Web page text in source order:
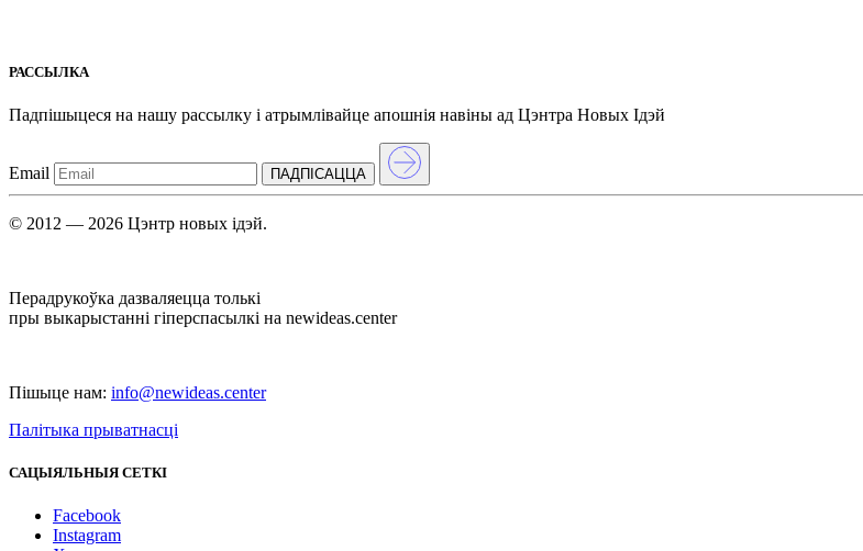
РАССЫЛКА
Падпішыцеся на нашу рассылкy і атрымлівайце апошнія навіны ад Цэнтра Новых Iдэй
Email ПАДПIСАЦЦА
© 2012 — 2026 Цэнтр новых ідэй.
Перадрукоўка дазваляецца толькі
пры выкарыстанні гіперспасылкі на newideas.center
Пішыце нам: info@newideas.center
Палітыка прыватнасці
САЦЫЯЛЬНЫЯ СЕТКІ
Facebook
Instagram